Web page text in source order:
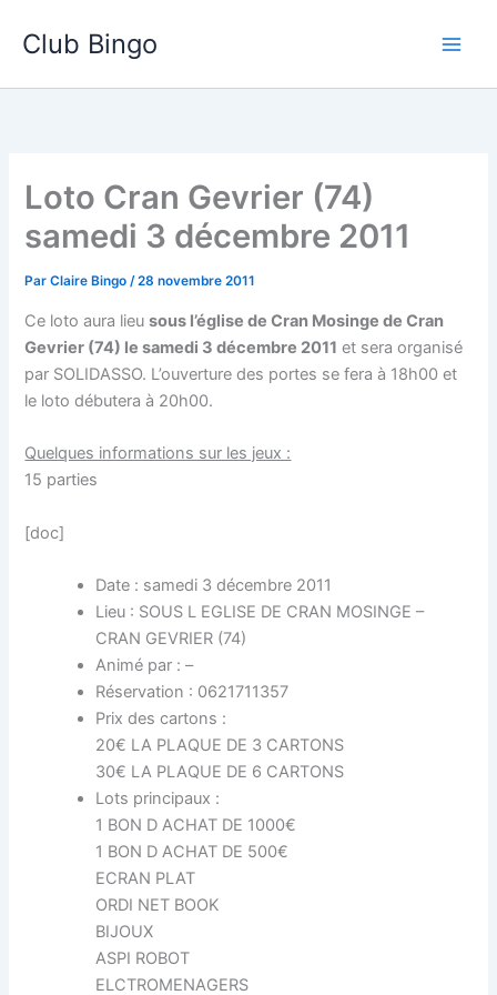
Club Bingo
Loto Cran Gevrier (74)
samedi 3 décembre 2011
ParClaire Bingo/28 novembre 2011
Ce loto aura lieusous l’église de Cran Mosinge de Cran
Gevrier (74) le samedi 3 décembre 2011 et sera organisé
par SOLIDASSO. L’ouverture des portes se fera à 18h00 et
le loto débutera à 20h00.
Quelques informations sur les jeux :
15 parties
[doc]
Date : samedi 3 décembre 2011
Lieu : SOUS L EGLISE DE CRAN MOSINGE –
CRAN GEVRIER (74)
Animé par : –
Réservation : 0621711357
Prix des cartons :
20€ LA PLAQUE DE 3 CARTONS
30€ LA PLAQUE DE 6 CARTONS
Lots principaux :
1 BON D ACHAT DE 1000€
1 BON D ACHAT DE 500€
ECRAN PLAT
ORDI NET BOOK
BIJOUX
ASPI ROBOT
ELCTROMENAGERS